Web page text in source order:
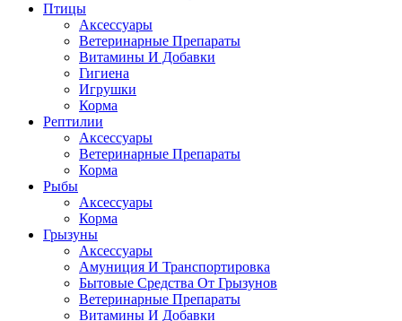
Птицы
Аксессуары
Ветеринарные Препараты
Витамины И Добавки
Гигиена
Игрушки
Корма
Рептилии
Аксессуары
Ветеринарные Препараты
Корма
Рыбы
Аксессуары
Корма
Грызуны
Аксессуары
Амуниция И Транспортировка
Бытовые Средства От Грызунов
Ветеринарные Препараты
Витамины И Добавки